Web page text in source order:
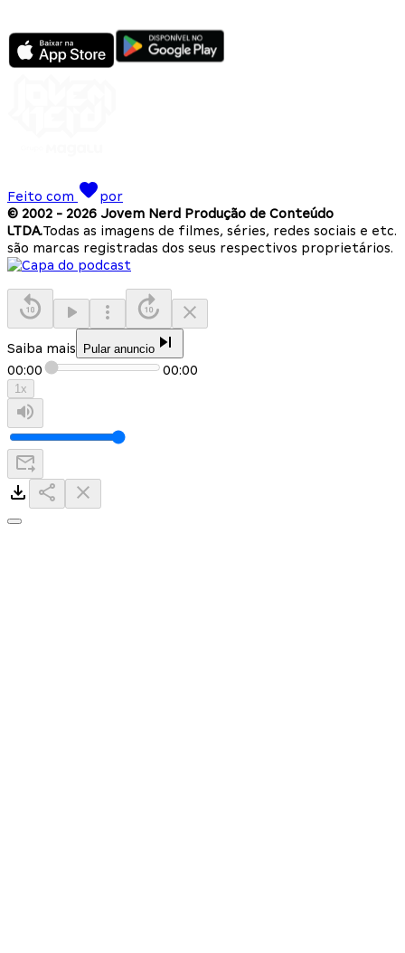
Feito com
por
© 2002 - 2026 Jovem Nerd Produção de Conteúdo
LTDA.Todas as imagens de filmes, séries, redes sociais e etc.
são marcas registradas dos seus respectivos proprietários.
Saiba mais Pular anuncio
00:00 00:00
1x